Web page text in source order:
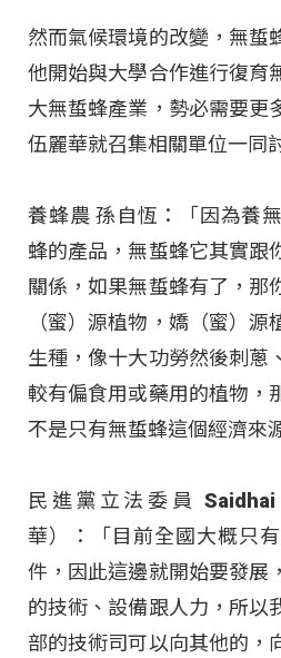
然而氣候環境的改變，無蜇
他開始與大學合作進行復育
大無蜇蜂產業，勢必需要更
伍麗華就召集相關單位一同
養蜂農 孫自恆：「因為養
蜂的產品，無蜇蜂它其實跟
關係，如果無蜇蜂有了，那
（蜜）源植物，嬌（蜜）
生種，像十大功勞然後刺蔥
較有偏食用或藥用的植物，
不是只有無蜇蜂這個經濟來
民進黨立法委員 Saidhai
華）：「目前全國大概只
件，因此這邊就開始要發展
的技術、設備跟人力，所以
部的技術司可以向其他的，